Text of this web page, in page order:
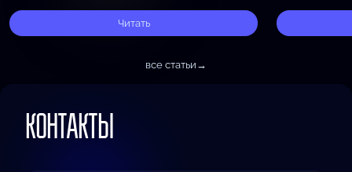
свою реальность. Освобождение от ожиданий
открывает путь к новым возможностям. Когда
мы перестаём навязывать…
Читать
камне — она
формируется
все статьи →
КОНТАКТЫ